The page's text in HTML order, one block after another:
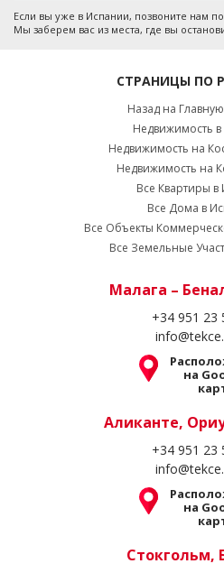
Если вы уже в Испании, позвоните нам
Мы заберем вас из места, где вы
СТРАНИЦЫ ПО
Назад на
Недвижимость
Недвижимость на
Недвижимость на
Все Квартиры в
Все Дома в
Все Объекты
Все Земельные
Малага –
+34 951 23
на
Аликанте,
+34 951 23
на
Стокгольм,